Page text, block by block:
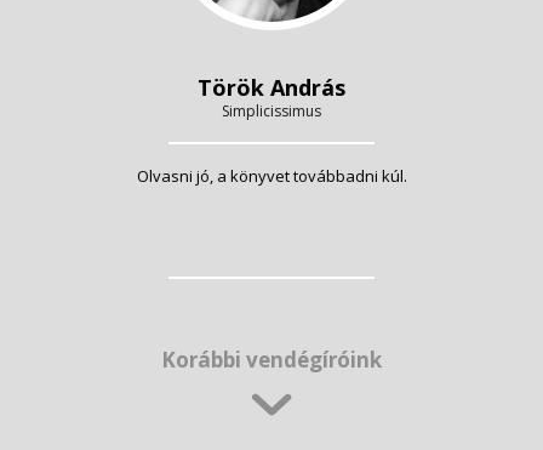
Török András
Simplicissimus
Olvasni jó, a könyvet továbbadni kúl.
Korábbi vendégíróink